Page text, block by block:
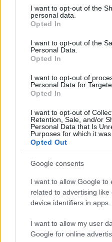
not limited to your visit or
grant or deny consent to
use your data for below
consent section.
I want to opt-out of the
personal data.
Opted In
I want to opt-out of the
Personal Data.
Opted In
I want to opt-out of
Personal Data for
Opted In
I want to opt-out of
Retention, Sale, and/or
Personal Data that Is
Purposes for which it was
Opted Out
Google consents
I want to allow Google to
related to advertising
device identifiers in apps.
I want to allow my user
Google for online
Higiéniai
Alapítvány munkáját a
Hogyan válasszunk